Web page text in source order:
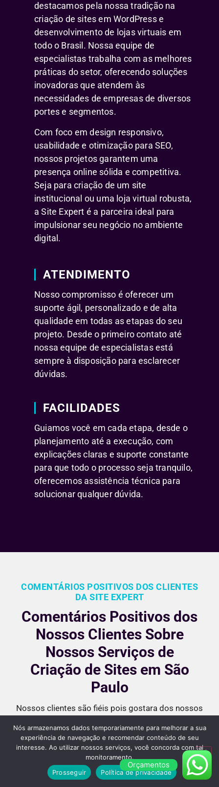
destacamos pela nossa tradição na
criação de sites em WordPress e
desenvolvimento de lojas virtuais em
todo o Brasil. Nossa equipe de
especialistas trabalha com as melhores
práticas do setor, oferecendo soluções
inovadoras que atendem às
necessidades de empresas de diversos
portes e segmentos.
Com foco em design responsivo,
usabilidade e otimização para SEO,
nossos projetos garantem uma
presença online sólida e competitiva.
Seja para criação de um site
institucional ou uma loja virtual robusta,
a Site Expert é a parceira ideal para
impulsionar seu negócio no ambiente
digital.
ATENDIMENTO
Nosso compromisso é oferecer um
suporte ágil, personalizado e de alta
qualidade em todas as etapas do seu
projeto. Desde o primeiro contato até
nossa equipe de especialistas está
sempre à disposição para esclarecer
dúvidas.
FACILIDADES
Guiamos você em cada etapa, desde o
planejamento até a execução, com
explicações claras e suporte constante
para que todo o processo seja tranquilo,
oferecemos assistência técnica para
solucionar qualquer dúvida.
COMENTÁRIOS POSITIVOS DOS CLIENTES
DA SITE EXPERT
Comentários Positivos dos
Nossos Clientes Sobre
Nossos Serviços de
Criação de Sites em São
Paulo
Nossos clientes são fiéis pois gostara dos nossos
comentários:
Orçamentos
Nós armazenamos dados temporariamente para melhorar a sua
experiência de navegação e recomendar conteúdo de seu
interesse. Ao utilizar nossos serviços, você concorda com tal
monitoramento.
Prosseguir
Política de privacidade